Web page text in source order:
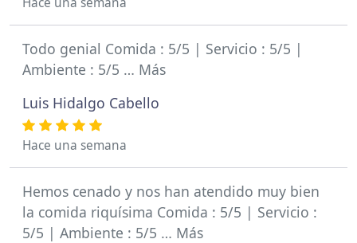
Todo genial Comida : 5/5 | Servicio : 5/5 |
Ambiente : 5/5 … Más
Luis Hidalgo Cabello
Hace una semana
Hemos cenado y nos han atendido muy bien
la comida riquísima Comida : 5/5 | Servicio :
5/5 | Ambiente : 5/5 … Más